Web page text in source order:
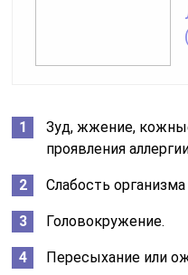
Зуд, жжение,
проявления
Слабость
Головокружение.
Пересыхание или